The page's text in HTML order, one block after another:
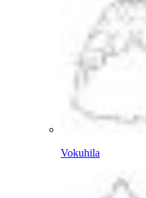
Vokuhila